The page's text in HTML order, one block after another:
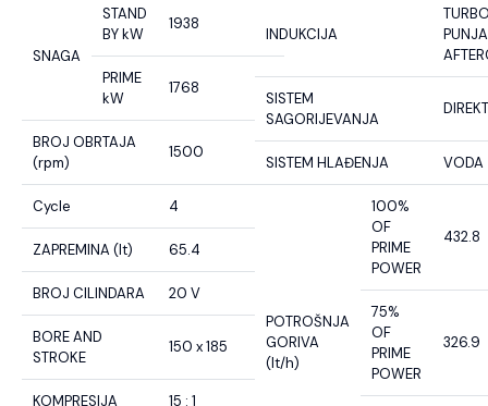
SNAGA
STAND
BY kW
1938
PRIME
kW
1768
BROJ OBRTAJA
(rpm)
1500
Cycle 4
ZAPREMINA (lt) 65.4
BROJ CILINDARA 20 V
BORE AND
STROKE
150 x 185
KOMPRESIJA 15 : 1
INDUKCIJA
SISTEM
SAGORIJEVANJA
SISTEM HLAĐENJA VODA
POTROŠNJA
GORIVA
(lt/h)
100%
OF
PRIME
POWER
432.8
75%
OF
PRIME
POWER
326.9